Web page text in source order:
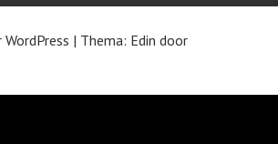
| Thema: Edin door